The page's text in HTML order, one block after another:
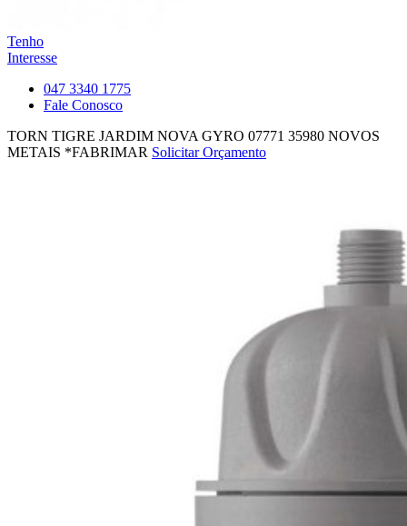
Tenho
Interesse
047 3340 1775
Fale Conosco
TORN TIGRE JARDIM NOVA GYRO 07771 35980 NOVOS
METAIS *FABRIMAR Solicitar Orçamento